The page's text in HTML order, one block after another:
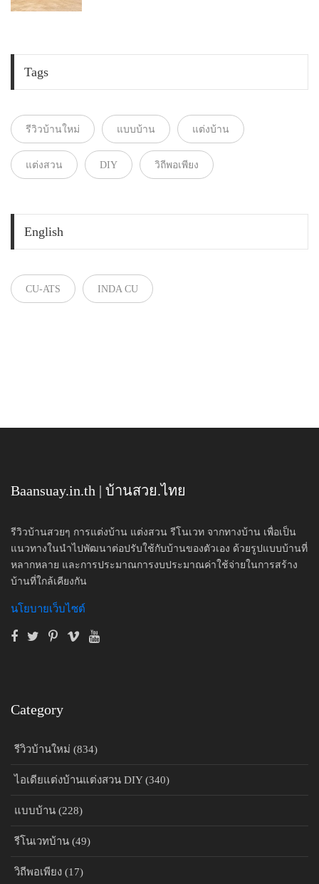
Tags
รีวิวบ้านใหม่ แบบบ้าน แต่งบ้าน
แต่งสวน DIY วิถีพอเพียง
English
CU-ATS INDA CU
Baansuay.in.th | บ้านสวย.ไทย
รีวิวบ้านสวยๆ การแต่งบ้าน แต่งสวน รีโนเวท จากทางบ้าน เพื่อเป็น
แนวทางในนำไปพัฒนาต่อปรับใช้กับบ้านของตัวเอง ด้วยรูปแบบบ้านที่
หลากหลาย และการประมาณการงบประมาณค่าใช้จ่ายในการสร้าง
บ้านที่ใกล้เคียงกัน
นโยบายเว็บไซต์
Category
รีวิวบ้านใหม่ (834)
ไอเดียแต่งบ้านแต่งสวน DIY (340)
แบบบ้าน (228)
รีโนเวทบ้าน (49)
วิถีพอเพียง (17)